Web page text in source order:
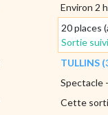
Environ 2
20 places
Sortie
TULLINS
Spectacle
Cette